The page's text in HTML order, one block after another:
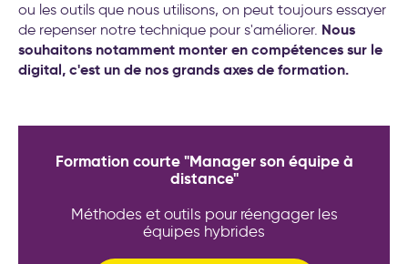
ou les outils que nous utilisons, on peut toujours essayer
de repenser notre technique pour s'améliorer. Nous
souhaitons notamment monter en compétences sur le
digital, c'est un de nos grands axes de formation.
Formation courte "Manager son équipe à
distance"
Méthodes et outils pour réengager les
équipes hybrides